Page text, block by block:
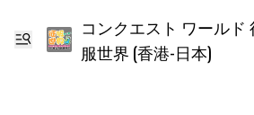
コンクエスト ワールド 征
服世界 (香港-日本)